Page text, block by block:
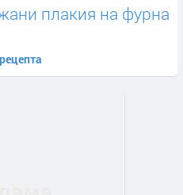
плакия на фурна